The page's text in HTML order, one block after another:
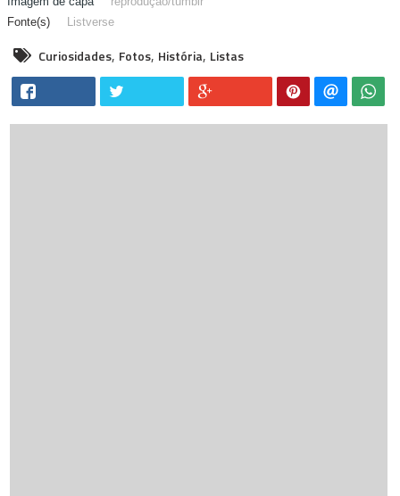
Listverse
Curiosidades, Fotos, História, Listas